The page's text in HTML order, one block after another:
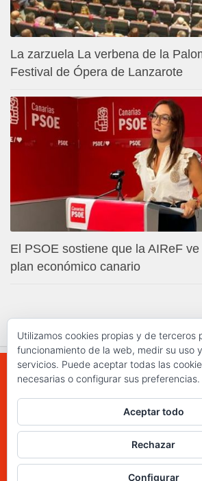
La zarzuela La verbena de la
Festival de Ópera de Lanzarote
El PSOE sostiene que la AIReF
plan económico canario
WWW.ELCHAPLON.COM ©
derechos
Utilizamos cookies propias y de terceros
funcionamiento de la web, medir su uso
servicios. Puede aceptar todas las
necesarias o configurar sus preferencias.
Aceptar todo
Rechazar
Configurar